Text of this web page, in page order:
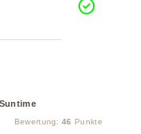
Bewertung:46 Punkte